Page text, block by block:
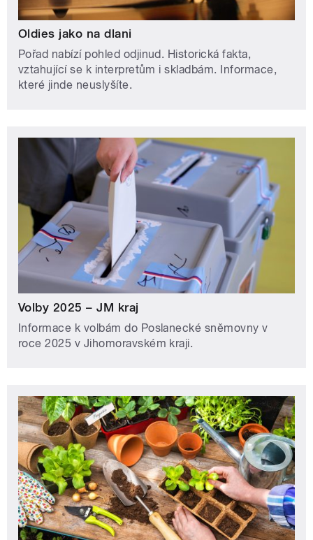
Oldies jako na dlani
Pořad nabízí pohled odjinud. Historická fakta,
vztahující se k interpretům i skladbám. Informace,
které jinde neuslyšíte.
Volby 2025 – JM kraj
Informace k volbám do Poslanecké sněmovny v
roce 2025 v Jihomoravském kraji.